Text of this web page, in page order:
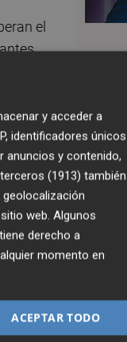
El
puntos
2 La
las
3
Roig
más
4Italia
el 15
el
ha
y acceder a
identificadores únicos
anuncios y contenido,
(1913) también
web. Algunos
derecho a
momento en
ACEPTAR TODO